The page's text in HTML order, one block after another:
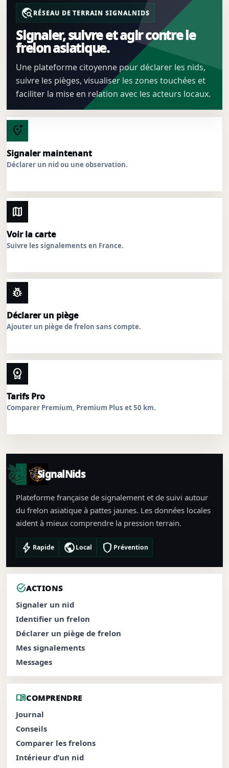
travel_exploreRÉSEAU DE TERRAIN SIGNALNIDS
Signaler, suivre et agir contre le
frelon asiatique.
Une plateforme citoyenne pour déclarer les nids,
suivre les pièges, visualiser les zones touchées et
faciliter la mise en relation avec les acteurs locaux.
add_location_alt
Signaler maintenant
Déclarer un nid ou une observation.
map
Voir la carte
Suivre les signalements en France.
pest_control
Déclarer un piège
Ajouter un piège de frelon sans compte.
workspace_premium
Tarifs Pro
Comparer Premium, Premium Plus et 50 km.
SignalNids
Plateforme française de signalement et de suivi autour
du frelon asiatique à pattes jaunes. Les données locales
aident à mieux comprendre la pression terrain.
bolt Rapide publicLocal shield Prévention
task_altACTIONS
Signaler un nid
Identifier un frelon
Déclarer un piège de frelon
Mes signalements
Messages
menu_bookCOMPRENDRE
Journal
Conseils
Comparer les frelons
Intérieur d’un nid